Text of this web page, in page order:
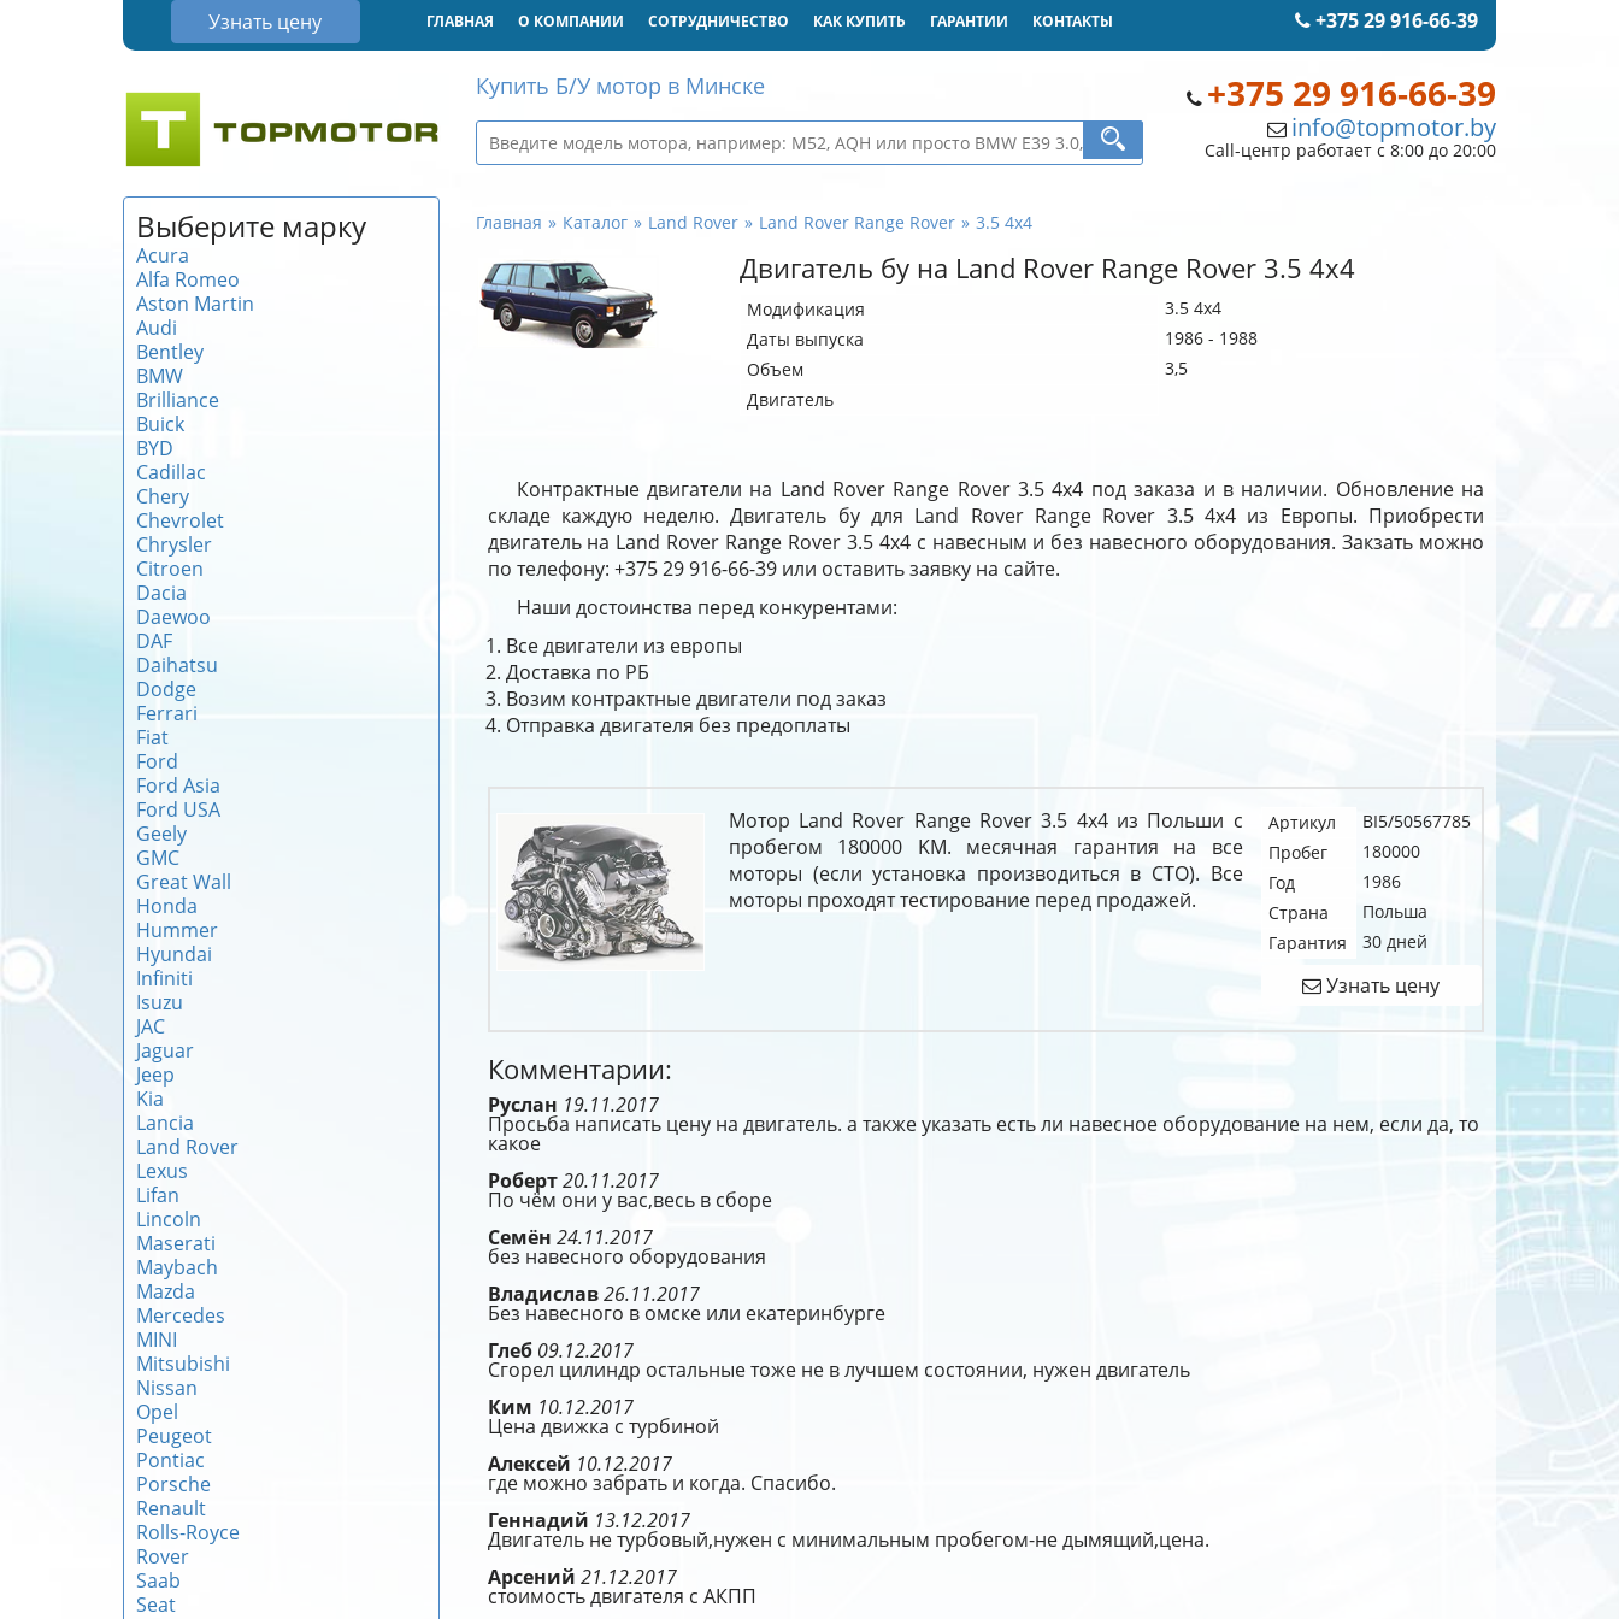
Узнать цену +375 29 916-66-39
ГЛАВНАЯ О КОМПАНИИ СОТРУДНИЧЕСТВО КАК КУПИТЬ ГАРАНТИИ КОНТАКТЫ
+375 29 916-66-39
info@topmotor.by
Call-центр работает с 8:00 до 20:00
Купить Б/У мотор в Минске
Выберите марку
Acura
Alfa Romeo
Aston Martin
Audi
Bentley
BMW
Brilliance
Buick
BYD
Cadillac
Chery
Chevrolet
Chrysler
Citroen
Dacia
Daewoo
DAF
Daihatsu
Dodge
Ferrari
Fiat
Ford
Ford Asia
Ford USA
Geely
GMC
Great Wall
Honda
Hummer
Hyundai
Infiniti
Isuzu
JAC
Jaguar
Jeep
Kia
Lancia
Land Rover
Lexus
Lifan
Lincoln
Maserati
Maybach
Mazda
Mercedes
MINI
Mitsubishi
Nissan
Opel
Peugeot
Pontiac
Porsche
Renault
Rolls-Royce
Rover
Saab
Seat
Главная Каталог Land Rover Land Rover Range Rover 3.5 4x4
Двигатель бу на Land Rover Range Rover 3.5 4x4
Модификация
3.5 4x4
Даты выпуска
1986 - 1988
Объем
3,5
Двигатель
Контрактные двигатели на Land Rover Range Rover 3.5 4x4 под заказа и в наличии. Обновление на
складе каждую неделю. Двигатель бу для Land Rover Range Rover 3.5 4x4 из Европы. Приобрести
двигатель на Land Rover Range Rover 3.5 4x4 с навесным и без навесного оборудования. Закзать можно
по телефону: +375 29 916-66-39 или оставить заявку на сайте.
Наши достоинства перед конкурентами:
Все двигатели из европы
Доставка по РБ
Возим контрактные двигатели под заказ
Отправка двигателя без предоплаты
Мотор Land Rover Range Rover 3.5 4x4 из Польши с
пробегом 180000 KM. месячная гарантия на все
моторы (если установка производиться в СТО). Все
моторы проходят тестирование перед продажей.
Артикул
BI5/50567785
Пробег
180000
Год
1986
Страна
Польша
Гарантия
30 дней
Узнать цену
Комментарии:
Руслан 19.11.2017
Просьба написать цену на двигатель. а также указать есть ли навесное оборудование на нем, если да, то
какое
Роберт20.11.2017
По чём они у вас,весь в сборе
Семён 24.11.2017
без навесного оборудования
Владислав26.11.2017
Без навесного в омске или екатеринбурге
Глеб 09.12.2017
Сгорел цилиндр остальные тоже не в лучшем состоянии, нужен двигатель
Ким 10.12.2017
Цена движка с турбиной
Алексей 10.12.2017
где можно забрать и когда. Спасибо.
Геннадий 13.12.2017
Двигатель не турбовый,нужен с минимальным пробегом-не дымящий,цена.
Арсений 21.12.2017
стоимость двигателя с АКПП